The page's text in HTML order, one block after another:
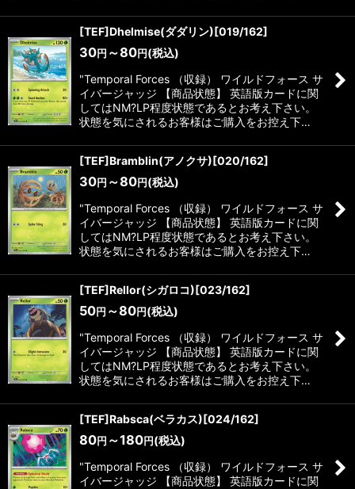
[TEF]Dhelmise(ダダリン)[019/162]
30円 ～80円 (税込)
"Temporal Forces （収録） ワイルドフォース サ
イバージャッジ 【商品状態】 英語版カードに関
してはNM?LP程度状態であるとお考え下さい。
状態を気にされるお客様はご購入をお控え下…
[TEF]Bramblin(アノクサ)[020/162]
30円 ～80円 (税込)
"Temporal Forces （収録） ワイルドフォース サ
イバージャッジ 【商品状態】 英語版カードに関
してはNM?LP程度状態であるとお考え下さい。
状態を気にされるお客様はご購入をお控え下…
[TEF]Rellor(シガロコ)[023/162]
50円 ～80円 (税込)
"Temporal Forces （収録） ワイルドフォース サ
イバージャッジ 【商品状態】 英語版カードに関
してはNM?LP程度状態であるとお考え下さい。
状態を気にされるお客様はご購入をお控え下…
[TEF]Rabsca(ベラカス)[024/162]
80円 ～180円 (税込)
"Temporal Forces （収録） ワイルドフォース サ
イバージャッジ 【商品状態】 英語版カードに関